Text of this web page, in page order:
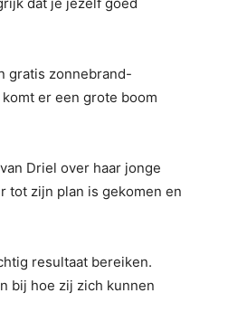
gratis zonnebrand-
er een grote boom
Driel over haar jonge
tot zijn plan is gekomen en
resultaat bereiken.
bij hoe zij zich kunnen